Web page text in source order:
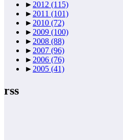
► 2012 (115)
► 2011 (101)
► 2010 (72)
► 2009 (100)
► 2008 (88)
► 2007 (96)
► 2006 (76)
► 2005 (41)
rss